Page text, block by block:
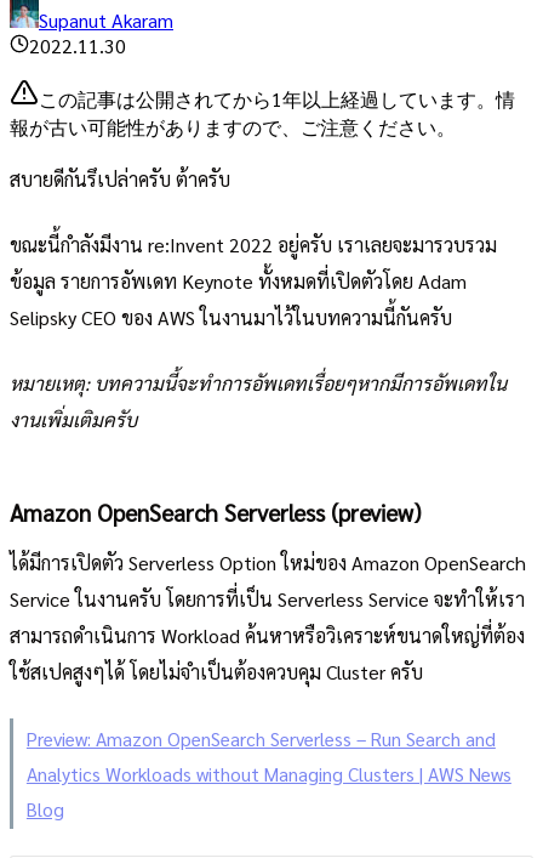
Supanut Akaram
2022.11.30
この記事は公開されてから1年以上経過しています。情
報が古い可能性がありますので、ご注意ください。
สบายดีกันรึเปล่าครับ ต้าครับ
ขณะนี้กำลังมีงาน re:Invent 2022 อยู่ครับ เราเลยจะมารวบรวม
ข้อมูล รายการอัพเดท Keynote ทั้งหมดที่เปิดตัวโดย Adam
Selipsky CEO ของ AWS ในงานมาไว้ในบทความนี้กันครับ
หมายเหตุ: บทความนี้จะทำการอัพเดทเรื่อยๆหากมีการอัพเดทใน
งานเพิ่มเติมครับ
Amazon OpenSearch Serverless (preview)
ได้มีการเปิดตัว Serverless Option ใหม่ของ Amazon OpenSearch
Service ในงานครับ โดยการที่เป็น Serverless Service จะทำให้เรา
สามารถดำเนินการ Workload ค้นหาหรือวิเคราะห์ขนาดใหญ่ที่ต้อง
ใช้สเปคสูงๆได้ โดยไม่จำเป็นต้องควบคุม Cluster ครับ
Preview: Amazon OpenSearch Serverless – Run Search and
Analytics Workloads without Managing Clusters | AWS News
Blog